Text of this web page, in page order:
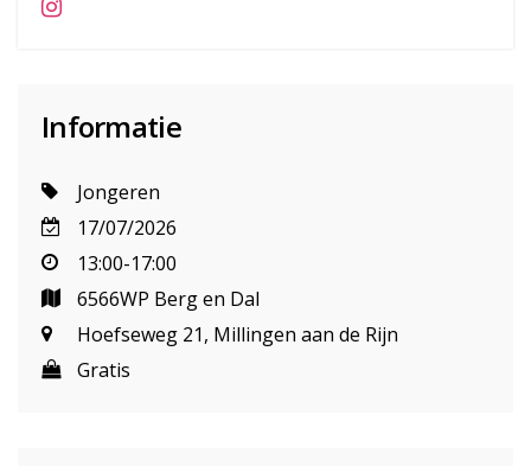
Informatie
Jongeren
17/07/2026
13:00-17:00
6566WP Berg en Dal
Hoefseweg 21, Millingen aan de Rijn
Gratis